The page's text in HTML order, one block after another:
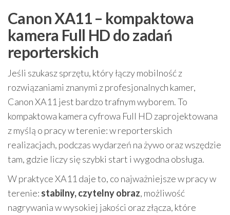
Canon XA11 – kompaktowa
kamera Full HD do zadań
reporterskich
Jeśli szukasz sprzętu, który łączy mobilność z
rozwiązaniami znanymi z profesjonalnych kamer,
Canon XA11 jest bardzo trafnym wyborem. To
kompaktowa kamera cyfrowa Full HD zaprojektowana
z myślą o pracy w terenie: w reporterskich
realizacjach, podczas wydarzeń na żywo oraz wszędzie
tam, gdzie liczy się szybki start i wygodna obsługa.
W praktyce XA11 daje to, co najważniejsze w pracy w
terenie: stabilny, czytelny obraz, możliwość
nagrywania w wysokiej jakości oraz złącza, które